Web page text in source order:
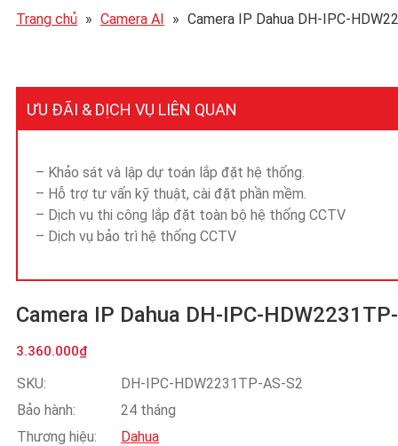
Trang chủ » Camera AI » Camera IP Dahua DH-IPC-
ƯU ĐÃI & DỊCH VỤ LIÊN QUAN
– Khảo sát và lập dự toán lắp đặt hệ thống.
– Hỗ trợ tư vấn kỹ thuật, cài đặt phần mềm.
– Dịch vụ thi công lắp đặt toàn bộ hệ thống CCTV
– Dịch vụ bảo trì hệ thống CCTV
Camera IP Dahua DH-IPC-
3.360.000₫
SKU:
DH-IPC-HDW2231TP-AS-S2
Bảo hành:
24 tháng
Thương hiệu:
Dahua